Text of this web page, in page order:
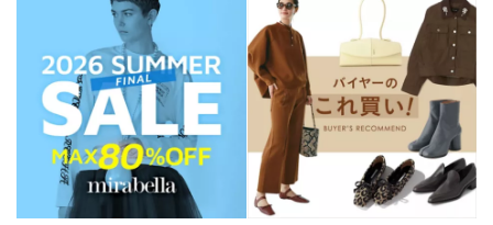
再入荷
ラスト1 受注生産
在庫あり
カラー